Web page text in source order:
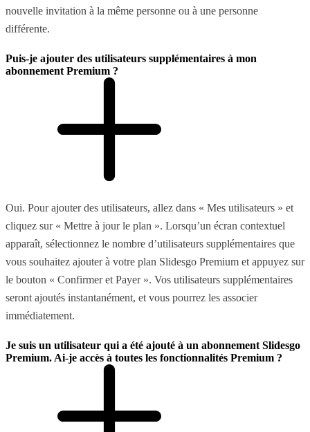
nouvelle invitation à la même personne ou à une personne
différente.
Puis-je ajouter des utilisateurs supplémentaires à mon
abonnement Premium ?
Oui. Pour ajouter des utilisateurs, allez dans « Mes utilisateurs » et
cliquez sur « Mettre à jour le plan ». Lorsqu’un écran contextuel
apparaît, sélectionnez le nombre d’utilisateurs supplémentaires que
vous souhaitez ajouter à votre plan Slidesgo Premium et appuyez sur
le bouton « Confirmer et Payer ». Vos utilisateurs supplémentaires
seront ajoutés instantanément, et vous pourrez les associer
immédiatement.
Je suis un utilisateur qui a été ajouté à un abonnement Slidesgo
Premium. Ai-je accès à toutes les fonctionnalités Premium ?